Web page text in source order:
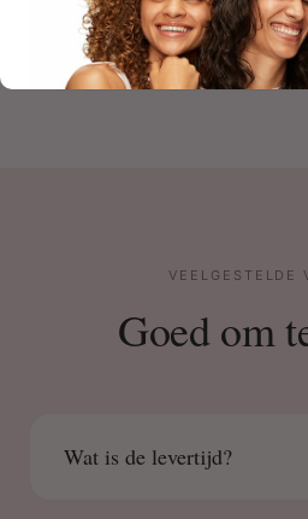
S Savannah
Geverifieerde aankoop
VEELGESTELDE
Goed om
Wat is de levertijd?